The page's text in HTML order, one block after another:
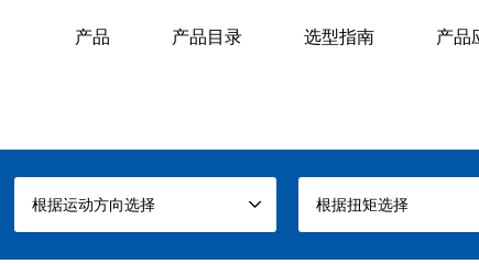
产品 产品目录 选型指南 产品
根据运动方向选择 根据扭矩选择